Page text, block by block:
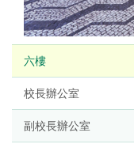
六樓
校長辦公室
副校長辦公室